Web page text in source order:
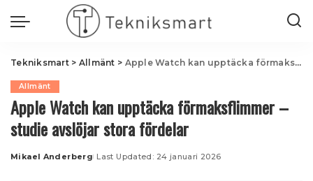
Tekniksmart> Allmänt > Apple Watch kan upptäcka förmaksflimmer – studie avslöjar stora fördelar
Allmänt
Apple Watch kan upptäcka förmaksflimmer –
studie avslöjar stora fördelar
Posted
Mikael Anderberg Last Updated: 24 januari 2026